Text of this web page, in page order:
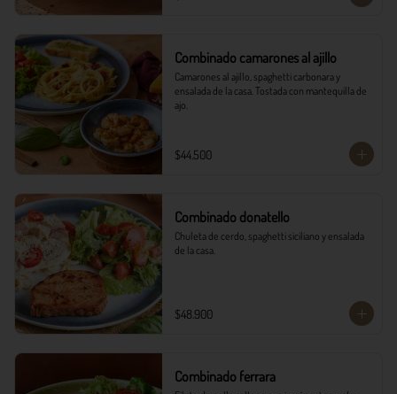
Combinado camarones al ajillo
Camarones al ajillo, spaghetti carbonara y
ensalada de la casa. Tostada con mantequilla de
ajo.
$44.500
Combinado donatello
Chuleta de cerdo, spaghetti siciliano y ensalada
de la casa.
$48.900
Combinado ferrara